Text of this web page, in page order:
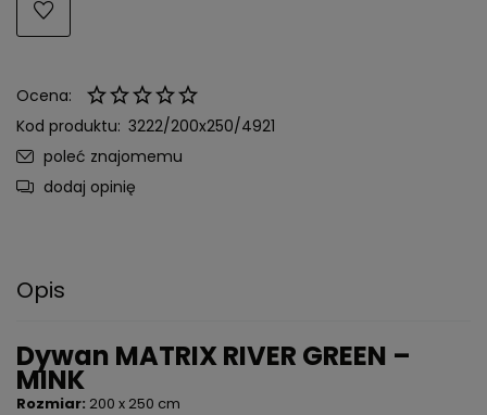
Ocena:
Kod produktu: 3222/200x250/4921
poleć znajomemu
dodaj opinię
Opis
Dywan MATRIX RIVER GREEN –
MINK
Rozmiar: 200 x 250 cm